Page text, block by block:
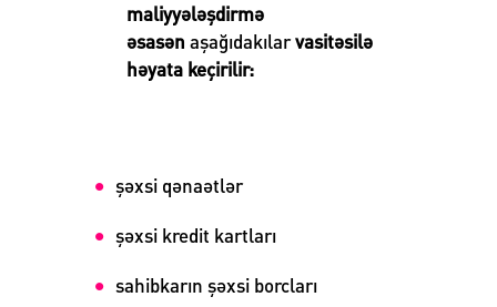
maliyyələşdirmə
əsasən aşağıdakılarvasitəsilə
həyata keçirilir:
şəxsi qənaətlər
şəxsi kredit kartları
sahibkarın şəxsi borcları